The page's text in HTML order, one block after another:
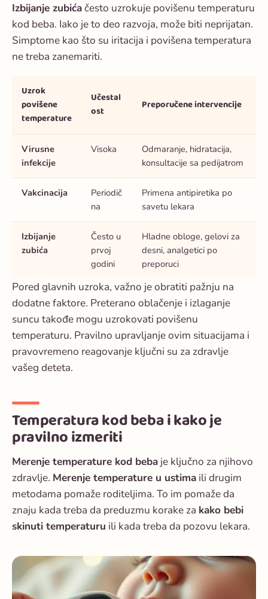
Izbijanje zubićačesto uzrokuje povišenu temperaturu
kod beba. Iako je to deo razvoja, može biti neprijatan.
Simptome kao što su iritacija i povišena temperatura
ne treba zanemariti.
Uzrok
povišene
temperature
Učestal
ost
Preporučene intervencije
Virusne
infekcije
Visoka
Odmaranje, hidratacija,
konsultacije sa pedijatrom
Vakcinacija
Periodič
na
Primena antipiretika po
savetu lekara
Izbijanje
zubića
Često u
prvoj
godini
Hladne obloge, gelovi za
desni, analgetici po
preporuci
Pored glavnih uzroka, važno je obratiti pažnju na
dodatne faktore. Preterano oblačenje i izlaganje
suncu takođe mogu uzrokovati povišenu
temperaturu. Pravilno upravljanje ovim situacijama i
pravovremeno reagovanje ključni su za zdravlje
vašeg deteta.
Temperatura kod beba i kako je
pravilno izmeriti
Merenje temperature kod beba je ključno za njihovo
zdravlje. Merenje temperature u ustima ili drugim
metodama pomaže roditeljima. To im pomaže da
znaju kada treba da preduzmu korake za kako bebi
skinuti temperaturu ili kada treba da pozovu lekara.